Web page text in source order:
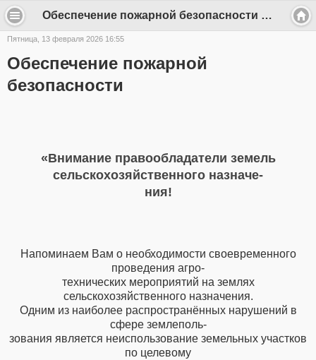
Обеспечение пожарной безопасности - k.slobodsk
Пятница, 13 февраля 2026 16:55
Обеспечение пожарной
безопасности
«Внимание правообладатели земель
сельскохозяйственного назначе-
ния!
Напоминаем Вам о необходимости своевременного
проведения агро-
технических мероприятий на землях
сельскохозяйственного назначения.
Одним из наиболее распространённых нарушений в
сфере землеполь-
зования является неиспользование земельных участков
по целевому